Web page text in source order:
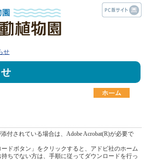
せ
付されている場合は、Adobe Acrobat(R)が必要で
ドボタン」をクリックすると、アドビ社のホーム
ちでない方は、手順に従ってダウンロードを行っ